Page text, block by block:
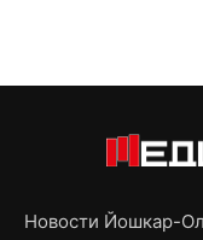
Новости Йошкар-